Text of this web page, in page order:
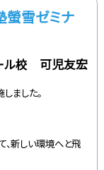
螢雪ゼミナ
ル校 可児友宏
ました。
、新しい環境へと飛